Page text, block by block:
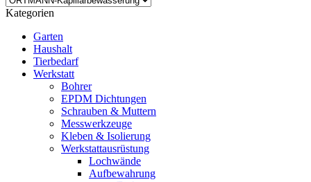
Kategorien
Garten
Haushalt
Tierbedarf
Werkstatt
Bohrer
EPDM Dichtungen
Schrauben & Muttern
Messwerkzeuge
Kleben & Isolierung
Werkstattausrüstung
Lochwände
Aufbewahrung